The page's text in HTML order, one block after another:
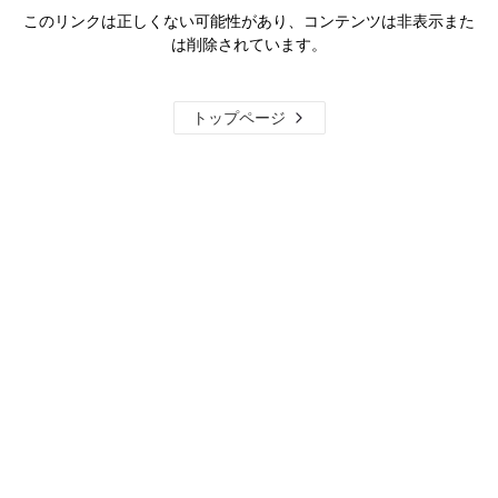
このリンクは正しくない可能性があり、コンテンツは非表示また
は削除されています。
トップページ